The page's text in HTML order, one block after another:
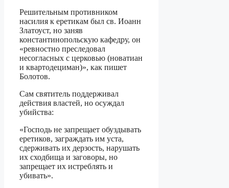
Решительным противником
насилия к еретикам был св. Иоанн
Златоуст, но заняв
константинопольскую кафедру, он
«ревностно преследовал
несогласных с церковью (новатиан
и квартодециман)», как пишет
Болотов.
Сам святитель поддерживал
действия властей, но осуждал
убийства:
«Господь не запрещает обуздывать
еретиков, заграждать им уста,
сдерживать их дерзость, нарушать
их сходбища и заговоры, но
запрещает их истреблять и
убивать».